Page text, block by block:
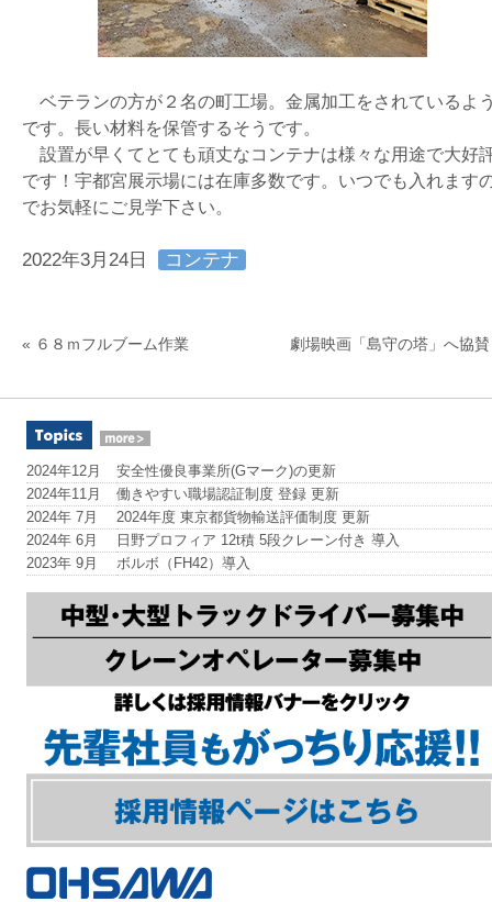
ベテランの方が２名の町工場。金属加工をされているよ
です。長い材料を保管するそうです。
設置が早くてとても頑丈なコンテナは様々な用途で大好
です！宇都宮展示場には在庫多数です。いつでも入れます
でお気軽にご見学下さい。
2022年3月24日
コンテナ
« ６８ｍフルブーム作業 劇場映画「島守の塔」へ協賛
2024年12月
安全性優良事業所(Gマーク)の更新
2024年11月
働きやすい職場認証制度 登録 更新
2024年 7月
2024年度 東京都貨物輸送評価制度 更新
2024年 6月
日野プロフィア 12t積 5段クレーン付き 導入
2023年 9月
ボルボ（FH42）導入